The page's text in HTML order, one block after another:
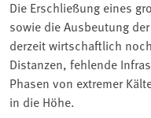
Die Erschließung eines
sowie die Ausbeutung
derzeit wirtschaftlich
Distanzen, fehlende
Phasen von extremer
in die Höhe.